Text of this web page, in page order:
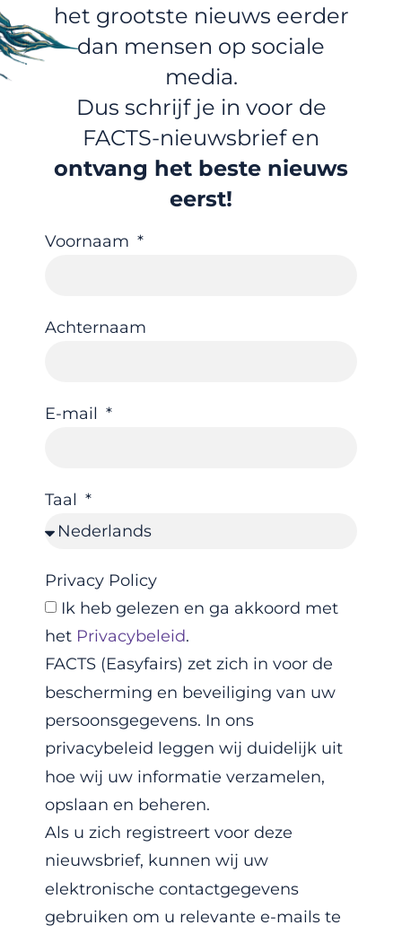
het grootste nieuws eerder
dan mensen op sociale
media.
Dus schrijf je in voor de
FACTS-nieuwsbrief en
ontvang het beste nieuws
eerst!
Voornaam
Achternaam
E-mail
Taal
Privacy Policy
Ik heb gelezen en ga akkoord met
het Privacybeleid.
FACTS (Easyfairs) zet zich in voor de
bescherming en beveiliging van uw
persoonsgegevens. In ons
privacybeleid leggen wij duidelijk uit
hoe wij uw informatie verzamelen,
opslaan en beheren.
Als u zich registreert voor deze
nieuwsbrief, kunnen wij uw
elektronische contactgegevens
gebruiken om u relevante e-mails te